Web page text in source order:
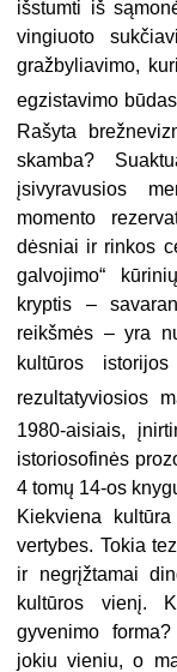
išstumti iš
vingiuoto
gražbyliavimo,
egzistavimo
Rašyta
skamba?
įsivyravusios
momento
dėsniai ir rinkos
galvojimo“
kryptis –
reikšmės – yra
kultūros
rezultatyviosios
1980-aisiais,
istoriosofinės
4 tomų 14-os
Kiekviena
vertybes. Tokia
ir negrįžtamai
kultūros vienį.
gyvenimo
jokiu vieniu, o